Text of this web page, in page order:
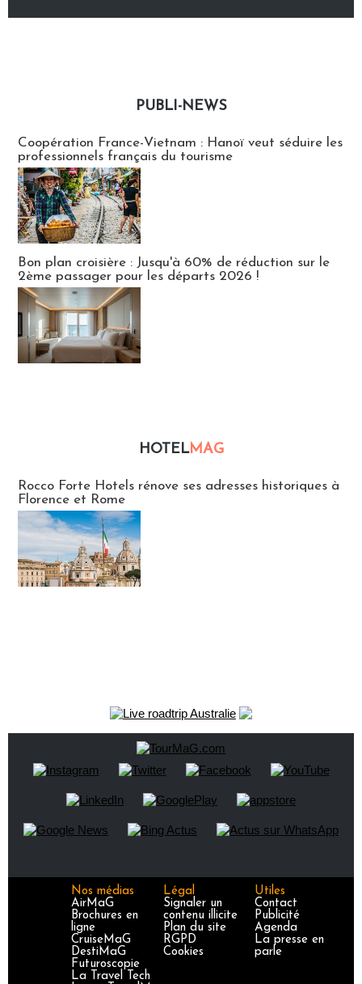
PUBLI-NEWS
Coopération France-Vietnam : Hanoï veut séduire les
professionnels français du tourisme
Bon plan croisière : Jusqu'à 60% de réduction sur le
2ème passager pour les départs 2026 !
HOTELMAG
Rocco Forte Hotels rénove ses adresses historiques à
Florence et Rome
Nos médias
AirMaG
Brochures en
ligne
CruiseMaG
DestiMaG
Futuroscopie
La Travel Tech
Légal
Signaler un
contenu illicite
Plan du site
RGPD
Cookies
Utiles
Contact
Publicité
Agenda
La presse en
parle